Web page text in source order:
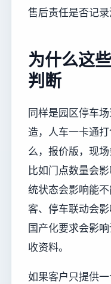
售后责任是否记录
为什么这
判断
同样是园区停车
造，人车一卡通
么，报价版，现场
比如门点数量会
统状态会影响能
客、停车联动会
国产化要求会影
收资料。
如果客户只提供